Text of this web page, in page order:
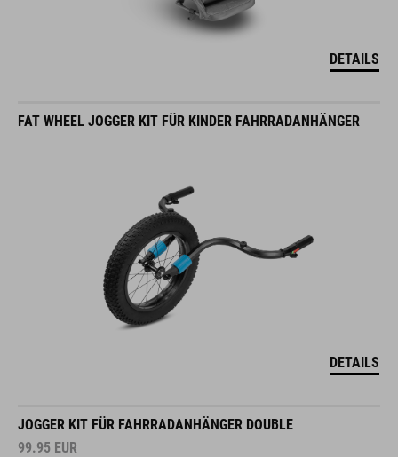
DETAILS
FAT WHEEL JOGGER KIT FÜR KINDER FAHRRADANHÄNGER
DETAILS
JOGGER KIT FÜR FAHRRADANHÄNGER DOUBLE
99.95 EUR